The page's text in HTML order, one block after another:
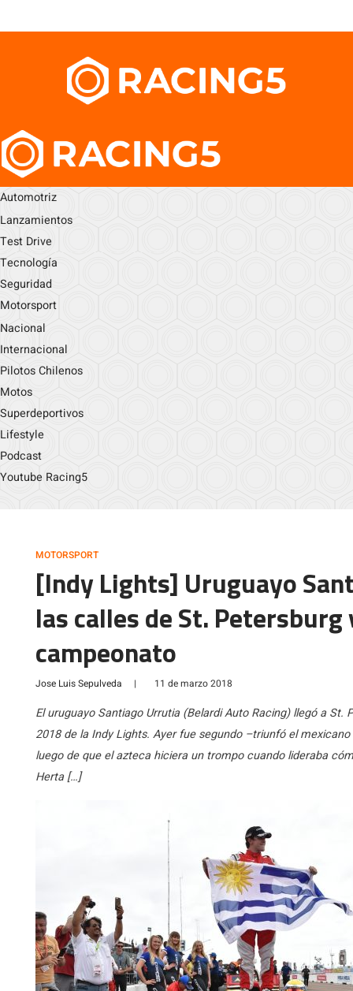
Automotriz
Lanzamientos
Test Drive
Tecnología
Seguridad
Motorsport
Nacional
Internacional
Pilotos Chilenos
Motos
Superdeportivos
Lifestyle
Podcast
Youtube Racing5
MOTORSPORT
[Indy Lights] Uruguayo
las calles de St.
campeonato
Jose Luis Sepulveda | 11 de marzo 2018
El uruguayo Santiago Urrutia (Belardi Auto Racing) llegó a
2018 de la Indy Lights. Ayer fue segundo –triunfó el
luego de que el azteca hiciera un trompo cuando lideraba
Herta […]